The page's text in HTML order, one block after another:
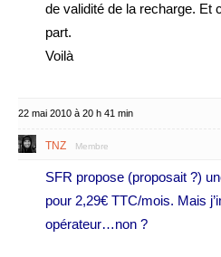
de validité de la recharge. Et
part.
Voilà
22 mai 2010 à 20 h 41 min
TNZ Membre
SFR propose (proposait ?)
pour 2,29€ TTC/mois. Mais
opérateur…non ?